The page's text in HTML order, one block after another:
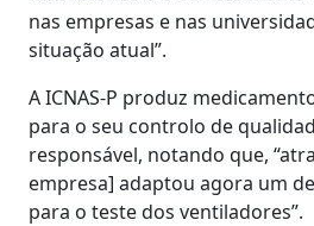
nas empresas e nas
situação atual”.
A ICNAS-P produz
para o seu controlo de
responsável, notando que,
empresa] adaptou agora um
para o teste dos ventiladores”.